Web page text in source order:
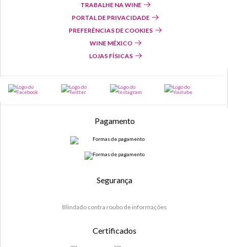
TRABALHE NA WINE
PORTAL DE PRIVACIDADE
PREFERÊNCIAS DE COOKIES
WINE MÉXICO
LOJAS FÍSICAS
Pagamento
Segurança
Blindado contra roubo de informações
Certificados